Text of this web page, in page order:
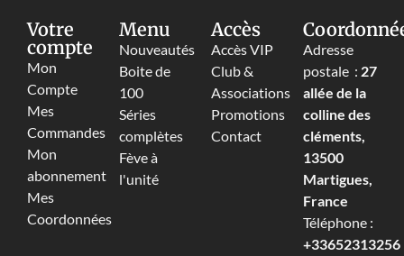
Votre
compte
Mon
Compte
Mes
Commandes
Mon
abonnement
Mes
Coordonnées
Menu
Nouveautés
Boite de
100
Séries
complètes
Fève à
l'unité
Accès
Accès VIP
Club &
Associations
Promotions
Contact
Adresse
postale : 27
allée de la
colline des
cléments,
13500
Martigues,
France
Téléphone :
+33652313256‬